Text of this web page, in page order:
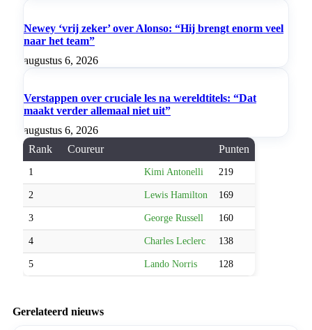
Newey ‘vrij zeker’ over Alonso: “Hij brengt enorm veel
naar het team”
augustus 6, 2026
Verstappen over cruciale les na wereldtitels: “Dat
maakt verder allemaal niet uit”
augustus 6, 2026
Rank
Coureur Punten
1 Kimi Antonelli 219
2 Lewis Hamilton 169
3 George Russell 160
4 Charles Leclerc 138
5 Lando Norris 128
Gerelateerd nieuws